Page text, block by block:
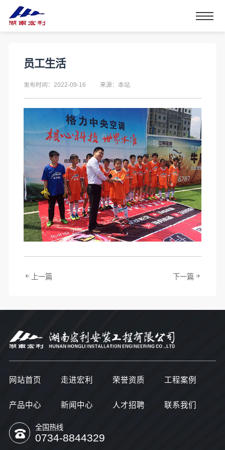
员工生活
发布时间：2022-09-16 来源：本站
上一篇 下一篇
网站首页 走进宏利 荣誉资质 工程案例
产品中心 新闻中心 人才招聘 联系我们
全国热线
0734-8844329